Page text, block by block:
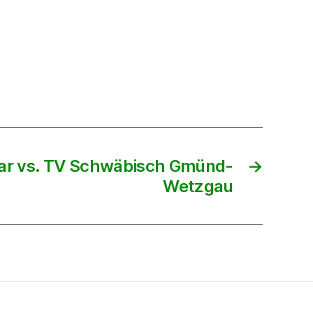
→
vs. TV Schwäbisch Gmünd-
Wetzgau